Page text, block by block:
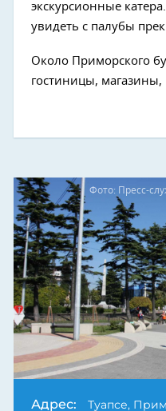
экскурсионные
увидеть с палубы
Около Приморского
гостиницы, магазины,
Фото: Пресс-
Адрес: Туапсе,